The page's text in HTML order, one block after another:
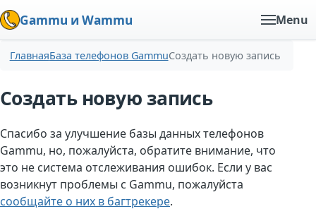
Gammu и Wammu Menu
ГлавнаяБаза телефонов GammuСоздать новую запись
Создать новую запись
Спасибо за улучшение базы данных телефонов
Gammu, но, пожалуйста, обратите внимание, что
это не система отслеживания ошибок. Если у вас
возникнут проблемы с Gammu, пожалуйста
сообщайте о них в багтрекере.